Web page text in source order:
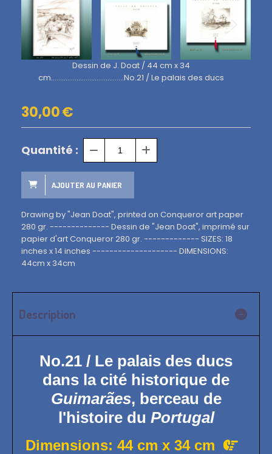
Dessin de J. Doat / 44 cm x 34
cm........................................No.21 / Le palais des ducs
30,00€
Quantité :
AJOUTER AU PANIER
Drawing by "Jean Doat", printed on Conqueror art paper
280 gr. -------------- Dessin de "Jean Doat", imprimé sur
papier d'art Conqueror 280 gr. ------------- SIZES: 18
inches x 14 inches -------------------- DIMENSIONS:
44cm x 34cm
Description
No.21 / Le palais des ducs
dans la cité historique de
Guimarães, berceau de
l'histoire du Portugal
Dimensions: 44 cm x 34 cm 